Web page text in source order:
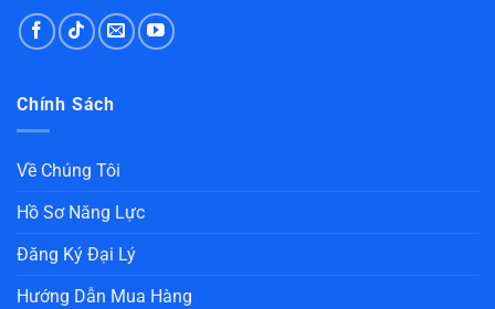
Chính Sách
Về Chúng Tôi
Hồ Sơ Năng Lực
Đăng Ký Đại Lý
Hướng Dẫn Mua Hàng